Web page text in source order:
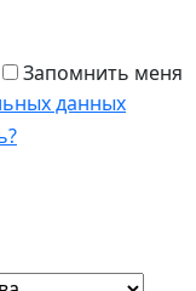
Запомнить меня
данных